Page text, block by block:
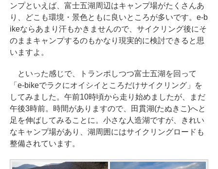
ンプといえば、富士五湖周辺はキャンプ場がたくさんあ
り、どこも環境・景色ともに良いところが多いです。e-b
ikeならあまり汗もかきませんので、サイクリング後にそ
のままキャンプするのもかなり現実的に検討できると思
いますよ。
といった感じで、トランポしつつ富士五湖を回って
「e-bikeでラクにオイシイところだけサイクリング」を
してみました。午前10時頃から走り始めましたが、まだ
午後3時前。時間がありますので、田貫湖(たぬきこ)へと
足を伸ばしてみることに。小さな人造湖ですが、きれい
なキャンプ場があり、湖周囲にはサイクリングロードも
整備されています。